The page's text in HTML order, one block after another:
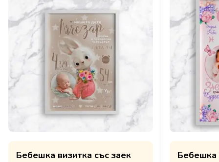
Бебешка визитка със заек Бебешка